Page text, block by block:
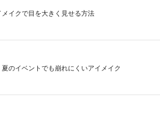
イクで目を大きく見せる方法
のイベントでも崩れにくいアイメイク